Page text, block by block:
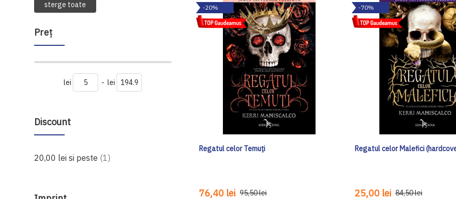
sterge toate
Preţ
lei - lei
Discount
20,00 lei si peste 1produs
-20%
Regatul celor Temuți
76,40 lei 95,50 lei
-70%
Regatul celor Malefici
25,00 lei 84,50 lei